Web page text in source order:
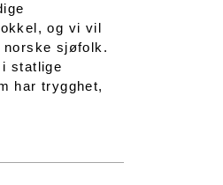
og vi vil
sjøfolk.
statlige
har trygghet,